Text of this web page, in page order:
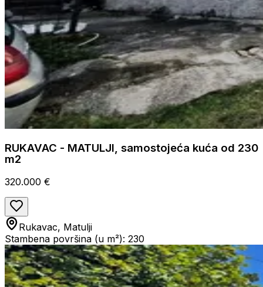
RUKAVAC - MATULJI, samostojeća kuća od 230
m2
320.000 €
Rukavac, Matulji
Stambena površina (u m²): 230